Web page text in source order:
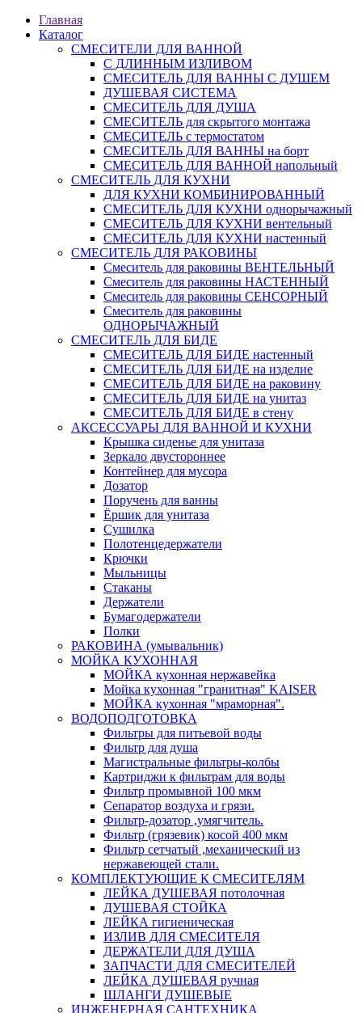
Главная
Каталог
СМЕСИТЕЛИ ДЛЯ ВАННОЙ
С ДЛИННЫМ ИЗЛИВОМ
СМЕСИТЕЛЬ ДЛЯ ВАННЫ С ДУШЕМ
ДУШЕВАЯ СИСТЕМА
СМЕСИТЕЛЬ ДЛЯ ДУША
СМЕСИТЕЛЬ для скрытого монтажа
СМЕСИТЕЛЬ с термостатом
СМЕСИТЕЛЬ ДЛЯ ВАННЫ на борт
СМЕСИТЕЛЬ ДЛЯ ВАННОЙ напольный
СМЕСИТЕЛЬ ДЛЯ КУХНИ
ДЛЯ КУХНИ КОМБИНИРОВАННЫЙ
СМЕСИТЕЛЬ ДЛЯ КУХНИ однорычажный
СМЕСИТЕЛЬ ДЛЯ КУХНИ вентельный
СМЕСИТЕЛЬ ДЛЯ КУХНИ настенный
СМЕСИТЕЛЬ ДЛЯ РАКОВИНЫ
Смеситель для раковины ВЕНТЕЛЬНЫЙ
Смеситель для раковины НАСТЕННЫЙ
Смеситель для раковины СЕНСОРНЫЙ
Смеситель для раковины
ОДНОРЫЧАЖНЫЙ
СМЕСИТЕЛЬ ДЛЯ БИДЕ
СМЕСИТЕЛЬ ДЛЯ БИДЕ настенный
СМЕСИТЕЛЬ ДЛЯ БИДЕ на изделие
СМЕСИТЕЛЬ ДЛЯ БИДЕ на раковину
СМЕСИТЕЛЬ ДЛЯ БИДЕ на унитаз
СМЕСИТЕЛЬ ДЛЯ БИДЕ в стену
АКСЕССУАРЫ ДЛЯ ВАННОЙ И КУХНИ
Крышка сиденье для унитаза
Зеркало двустороннее
Контейнер для мусора
Дозатор
Поручень для ванны
Ёршик для унитаза
Сушилка
Полотенцедержатели
Крючки
Мыльницы
Стаканы
Держатели
Бумагодержатели
Полки
РАКОВИНА (умывальник)
МОЙКА КУХОННАЯ
МОЙКА кухонная нержавейка
Мойка кухонная "гранитная" KAISER
МОЙКА кухонная "мраморная".
ВОДОПОДГОТОВКА
Фильтры для питьевой воды
Фильтр для душа
Магистральные фильтры-колбы
Картриджи к фильтрам для воды
Фильтр промывной 100 мкм
Сепаратор воздуха и грязи.
Фильтр-дозатор ,умягчитель.
Фильтр (грязевик) косой 400 мкм
Фильтр сетчатый ,механический из
нержавеющей стали.
КОМПЛЕКТУЮЩИЕ К СМЕСИТЕЛЯМ
ЛЕЙКА ДУШЕВАЯ потолочная
ДУШЕВАЯ СТОЙКА
ЛЕЙКА гигиеническая
ИЗЛИВ ДЛЯ СМЕСИТЕЛЯ
ДЕРЖАТЕЛИ ДЛЯ ДУША
ЗАПЧАСТИ ДЛЯ СМЕСИТЕЛЕЙ
ЛЕЙКА ДУШЕВАЯ ручная
ШЛАНГИ ДУШЕВЫЕ
ИНЖЕНЕРНАЯ САНТЕХНИКА